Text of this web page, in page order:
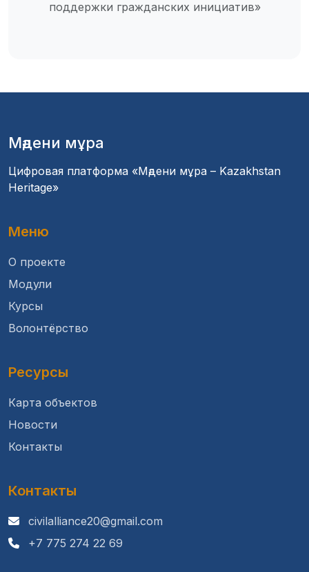
поддержки гражданских инициатив»
Мәдени мұра
Цифровая платформа «Мәдени мұра – Kazakhstan
Heritage»
Меню
О проекте
Модули
Курсы
Волонтёрство
Ресурсы
Карта объектов
Новости
Контакты
Контакты
civilalliance20@gmail.com
+7 775 274 22 69